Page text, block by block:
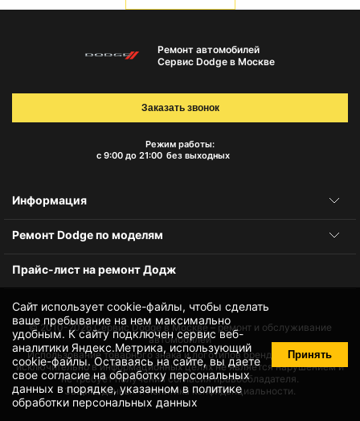
Сайт использует cookie-файлы, чтобы сделать
ваше пребывание на нем максимально
удобным. К cайту подключен сервис веб-
аналитики Яндекс.Метрика, использующий
cookie-файлы. Оставаясь на сайте, вы даете
своесогласие на обработку персональных
данных в порядке, указанном в политике
обработки персональных данных
Принять
Ремонт автомобилей
Сервис Dodge в Москве
Режим работы:
с 9:00 до 21:00 без выходных
Заказать звонок
Информация
Ремонт Dodge по моделям
Прайс-лист на ремонт Додж
© 2010-2026Сервис Dodge в Москве – ремонт и обслуживание
автомобилей
Использование товарного знака и логотипов бренда происходит
исключительно в информационных целях не является нарушением и
не требует получения согласия правообладателя.
Защита данных и политика конфиденциальности.